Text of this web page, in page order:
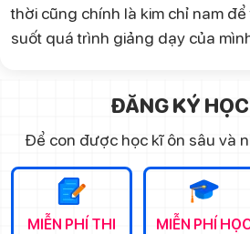
thời cũng chính là kim chỉ nam
suốt quá trình giảng dạy của
ĐĂNG KÝ
Để con được học kĩ ôn sâu và
MIỄN PHÍ THI
MIỄN PHÍ